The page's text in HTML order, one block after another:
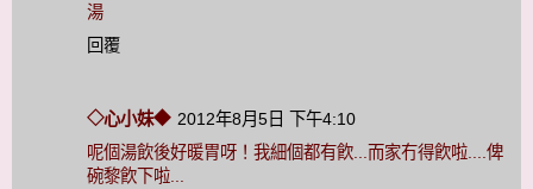
湯
回覆
◇心小妹◆ 2012年8月5日 下午4:10
呢個湯飲後好暖胃呀！我細個都有飮...而家冇得飮啦....俾
碗黎飮下啦...